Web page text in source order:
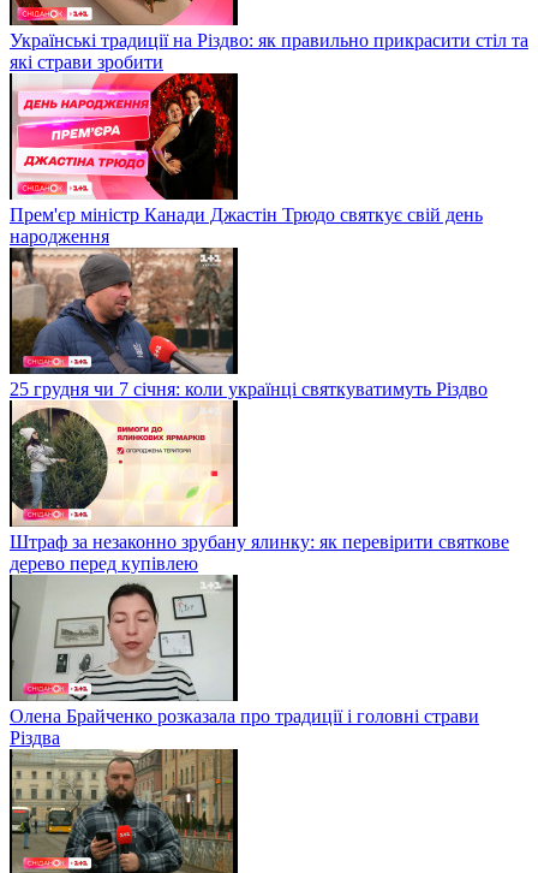
Українські традиції на Різдво: як правильно прикрасити стіл та
які страви зробити
Прем'єр міністр Канади Джастін Трюдо святкує свій день
народження
25 грудня чи 7 січня: коли українці святкуватимуть Різдво
Штраф за незаконно зрубану ялинку: як перевірити святкове
дерево перед купівлею
Олена Брайченко розказала про традиції і головні страви
Різдва